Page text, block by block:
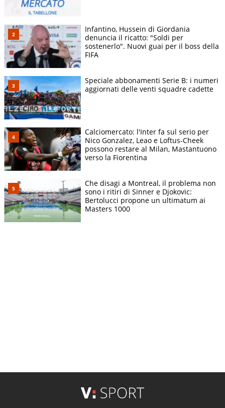
Infantino, Hussein di Giordania
denuncia il ricatto: "Soldi per
sostenerlo". Nuovi guai per il boss della
FIFA
Speciale abbonamenti Serie B: i numeri
aggiornati delle venti squadre cadette
Calciomercato: l'Inter fa sul serio per
Nico Gonzalez, Leao e Loftus-Cheek
possono restare al Milan, Mastantuono
verso la Fiorentina
Che disagi a Montreal, il problema non
sono i ritiri di Sinner e Djokovic:
Bertolucci propone un ultimatum ai
Masters 1000